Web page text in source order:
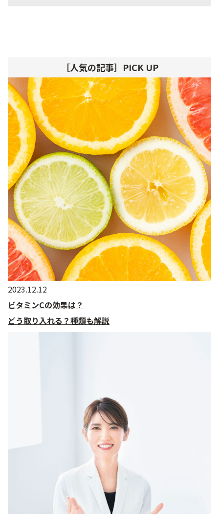
［人気の記事］PICK UP
2023.12.12
ビタミンCの効果は？
どう取り入れる？種類も解説